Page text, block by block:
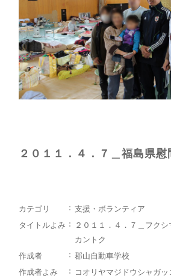
２０１１．４．７＿福島県
カテゴリ
支援・ボランティア
タイトルよみ
２０１１．４．７＿フク
カントク
作成者
郡山自動車学校
作成者よみ
コオリヤマジドウシャガッ